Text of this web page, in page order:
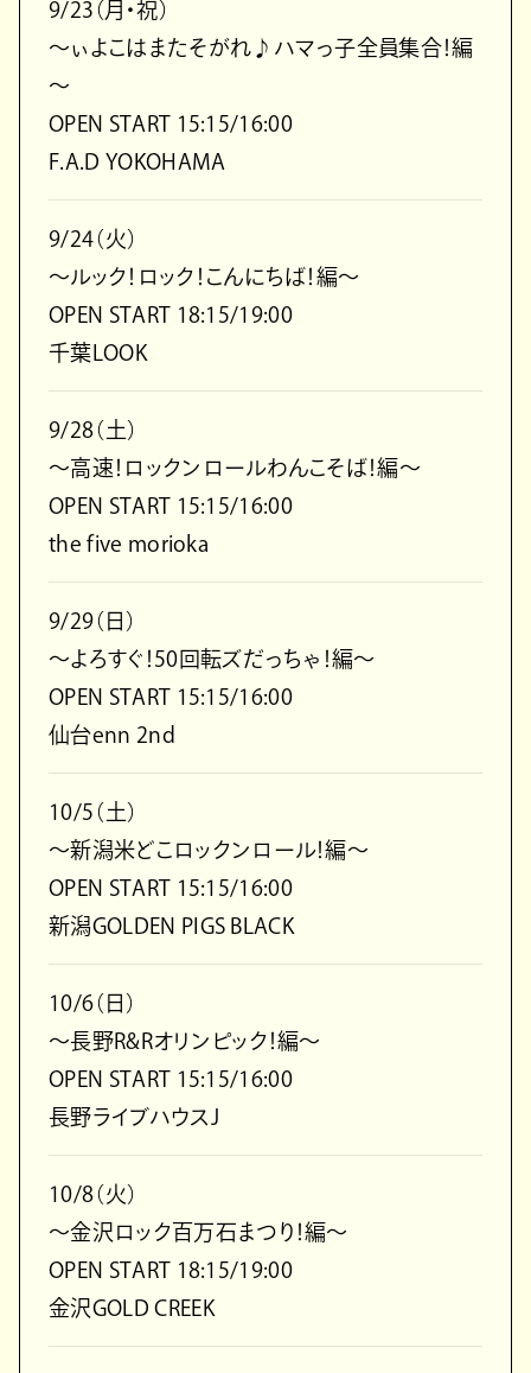
9/23（月・祝）
～ぃよこはまたそがれ♪ハマっ子全員集合！編
～
OPEN START 15:15/16:00
F.A.D YOKOHAMA
9/24（火）
～ルック！ロック！こんにちば！編～
OPEN START 18:15/19:00
千葉LOOK
9/28（土）
～高速！ロックンロールわんこそば！編～
OPEN START 15:15/16:00
the five morioka
9/29（日）
～よろすぐ！50回転ズだっちゃ！編～
OPEN START 15:15/16:00
仙台enn 2nd
10/5（土）
～新潟米どこロックンロール！編～
OPEN START 15:15/16:00
新潟GOLDEN PIGS BLACK
10/6（日）
～長野R&Rオリンピック！編～
OPEN START 15:15/16:00
長野ライブハウスJ
10/8（火）
～金沢ロック百万石まつり！編～
OPEN START 18:15/19:00
金沢GOLD CREEK